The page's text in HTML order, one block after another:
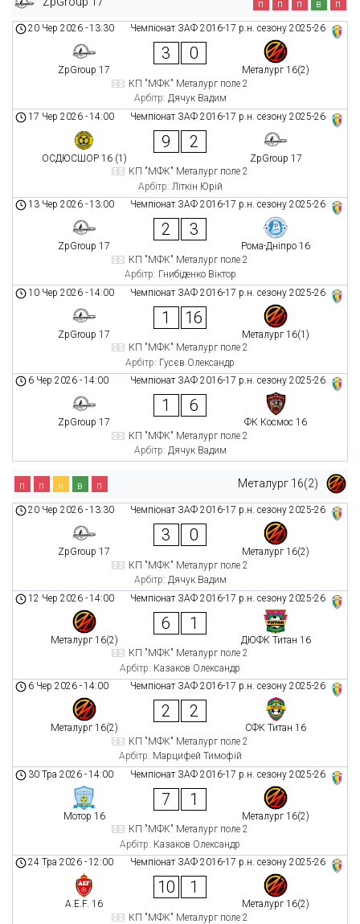
п п п в п
Чемпіонат ЗАФ 2016-17 р.н. сезону 2025-26
20 Чер 2026 -13:30
ZpGroup 17
3 0
Металург 16(2)
КП "МФК" Металург поле 2
Арбітр: Дячук Вадим
Чемпіонат ЗАФ 2016-17 р.н. сезону 2025-26
17 Чер 2026 -14:00
ОСДЮСШОР 16 (1)
9 2
ZpGroup 17
КП "МФК" Металург поле 2
Арбітр: Літкін Юрій
Чемпіонат ЗАФ 2016-17 р.н. сезону 2025-26
13 Чер 2026 -13:00
ZpGroup 17
2 3
Рома-Дніпро 16
КП "МФК" Металург поле 2
Арбітр: Гнибіденко Віктор
Чемпіонат ЗАФ 2016-17 р.н. сезону 2025-26
10 Чер 2026 -14:00
ZpGroup 17
1 16
Металург 16(1)
КП "МФК" Металург поле 2
Арбітр: Гусєв Олександр
Чемпіонат ЗАФ 2016-17 р.н. сезону 2025-26
6 Чер 2026 -14:00
ZpGroup 17
1 6
ФК Космос 16
КП "МФК" Металург поле 2
Арбітр: Дячук Вадим
Металург 16(2)
п п н в п
Чемпіонат ЗАФ 2016-17 р.н. сезону 2025-26
20 Чер 2026 -13:30
ZpGroup 17
3 0
Металург 16(2)
КП "МФК" Металург поле 2
Арбітр: Дячук Вадим
Чемпіонат ЗАФ 2016-17 р.н. сезону 2025-26
12 Чер 2026 -14:00
Металург 16(2)
6 1
ДЮФК Титан 16
КП "МФК" Металург поле 2
Арбітр: Казаков Олександр
Чемпіонат ЗАФ 2016-17 р.н. сезону 2025-26
6 Чер 2026 -14:00
Металург 16(2)
2 2
СФК Титан 16
КП "МФК" Металург поле 2
Арбітр: Марцифей Тимофій
Чемпіонат ЗАФ 2016-17 р.н. сезону 2025-26
30 Тра 2026 -14:00
Мотор 16
7 1
Металург 16(2)
КП "МФК" Металург поле 2
Арбітр: Казаков Олександр
Чемпіонат ЗАФ 2016-17 р.н. сезону 2025-26
24 Тра 2026 -12:00
A.E.F. 16
10 1
Металург 16(2)
КП "МФК" Металург поле 2